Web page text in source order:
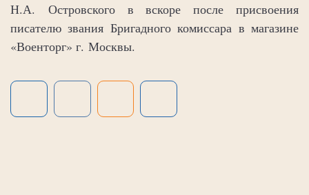
Н.А. Островского в вскоре после присвоения
писателю звания Бригадного комиссара в магазине
«Военторг» г. Москвы.